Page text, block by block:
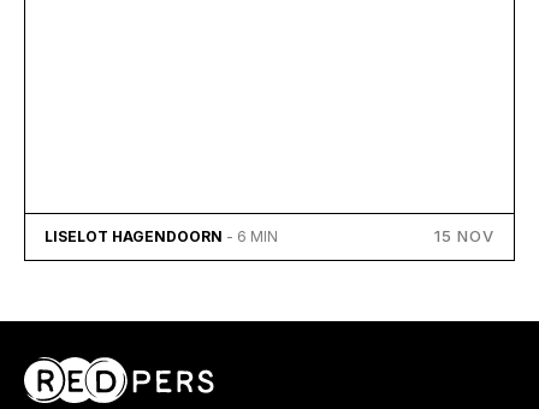
LISELOT HAGENDOORN - 6 MIN 15 NOV